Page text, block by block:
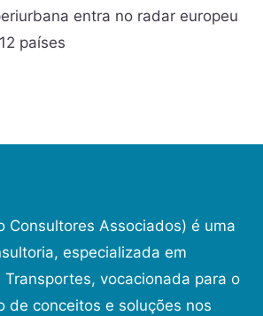
entra no radar europeu
países
Consultores Associados) é uma
especializada em
Transportes, vocacionada para o
de conceitos e soluções nos